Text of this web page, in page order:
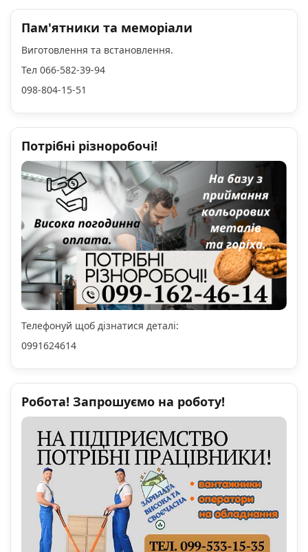
Пам'ятники та меморіали
Виготовлення та встановлення.
Тел 066-582-39-94
098-804-15-51
Потрібні різноробочі!
Телефонуй щоб дізнатися деталі:
0991624614
Робота! Запрошуємо на роботу!